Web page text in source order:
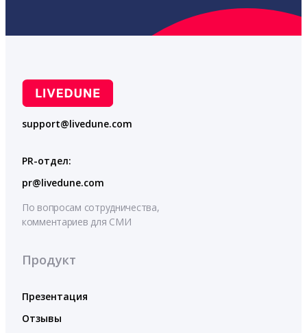
support@livedune.com
PR-отдел:
pr@livedune.com
По вопросам сотрудничества,
комментариев для СМИ
Продукт
Презентация
Отзывы